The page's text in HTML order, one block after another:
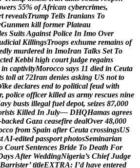
wers 55% ofAfrican cybercrimes,
t revealsTrump Tells Iranians To
Gunmen kill former Plateau
es SuitsAgainst Police In Imo Over
dicial KillingsTroops exhume remains of
dly murdered in ImoIran Talks Set To
cted Kebbi high court judge regains
in captivityMorocco says 11 died in Ceuta
s toll at 72Iran denies asking US not to
ike declares end to political feud with
r, police officer killed as army rescues nine
avy busts illegal fuel depot, seizes 87,000
rists Killed In July— DHQHamas agrees
backed Gaza ceasefire dealOver 48,000
cco from Spain after Ceuta crossingsUS
tAI-edited passport photosSeminarian
Court Sentences Bride To Death For
aysAfter WeddingNigeria’s Chief Judge
Barrister’ titleEXTRA: I’d have entered